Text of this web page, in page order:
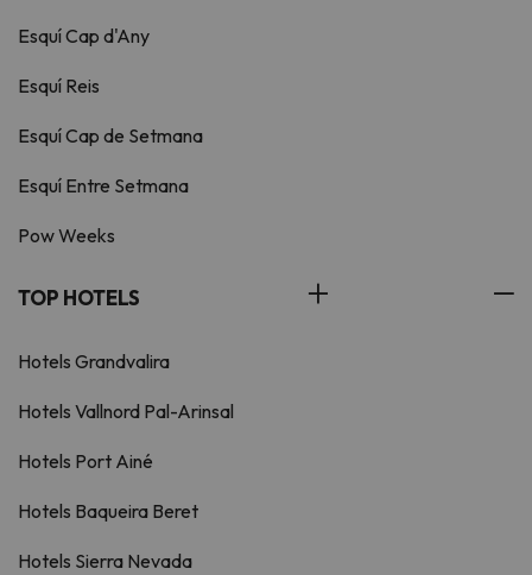
Esquí Cap d'Any
Esquí Reis
Esquí Cap de Setmana
Esquí Entre Setmana
Pow Weeks
TOP HOTELS
Hotels Grandvalira
Hotels Vallnord Pal-Arinsal
Hotels Port Ainé
Hotels Baqueira Beret
Hotels Sierra Nevada